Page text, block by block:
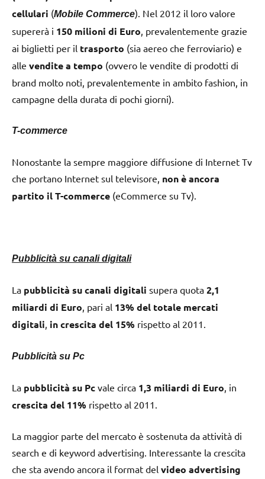
cellulari (Mobile Commerce). Nel 2012 il loro valore
supererà i 150 milioni di Euro , prevalentemente grazie
ai biglietti per il trasporto (sia aereo che ferroviario) e
alle vendite a tempo (ovvero le vendite di prodotti di
brand molto noti, prevalentemente in ambito fashion, in
campagne della durata di pochi giorni).
T-commerce
Nonostante la sempre maggiore diffusione di Internet Tv
che portano Internet sul televisore, non è ancora
partito il T-commerce (eCommerce su Tv).
Pubblicità su canali digitali
La pubblicità su canali digitali supera quota 2,1
miliardi di Euro , pari al 13% del totale mercati
digitali in crescita del 15% rispetto al 2011.
Pubblicità su Pc
La pubblicità su Pc vale circa 1,3 miliardi di Euro , in
crescita del 11% rispetto al 2011.
La maggior parte del mercato è sostenuta da attività di
search e di keyword advertising. Interessante la crescita
che sta avendo ancora il format del video advertising